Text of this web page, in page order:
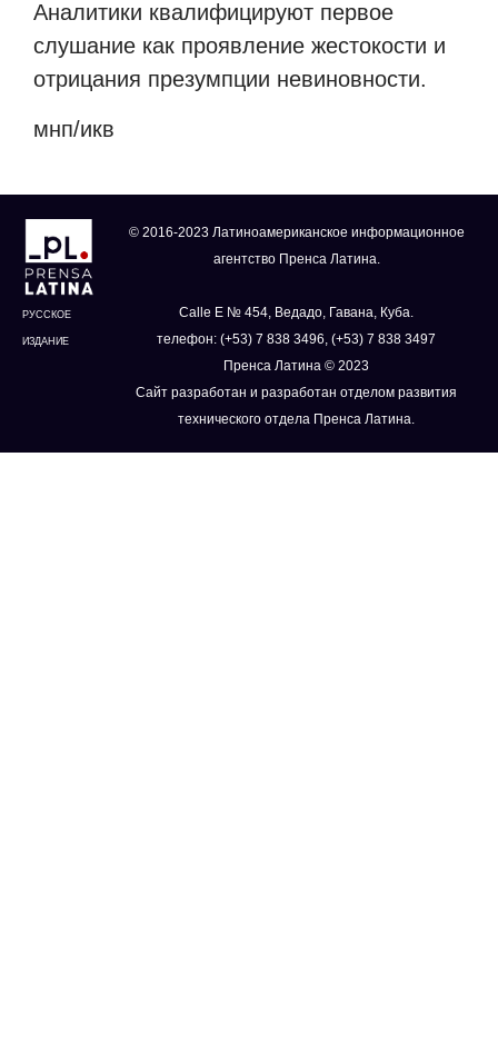
Аналитики квалифицируют первое
слушание как проявление жестокости и
отрицания презумпции невиновности.
мнп/икв
РУССКОЕ
ИЗДАНИЕ
© 2016-2023 Латиноамериканское информационное
агентство Пренса Латина.
Calle E № 454, Ведадо, Гавана, Куба.
телефон: (+53) 7 838 3496, (+53) 7 838 3497
Пренса Латина © 2023
Сайт разработан и разработан отделом развития
технического отдела Пренса Латина.